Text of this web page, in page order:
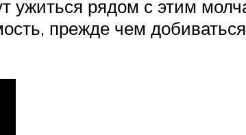
ужиться рядом с этим
прежде чем